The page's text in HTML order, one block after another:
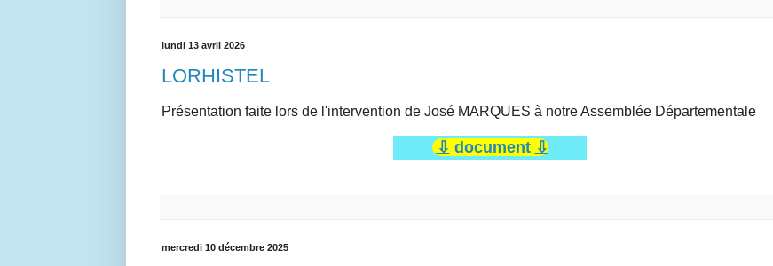
lundi 13 avril 2026
LORHISTEL
Présentation faite lors de l'intervention de José MARQUES à notre Assemblée Départementale
⇩ document ⇩
mercredi 10 décembre 2025